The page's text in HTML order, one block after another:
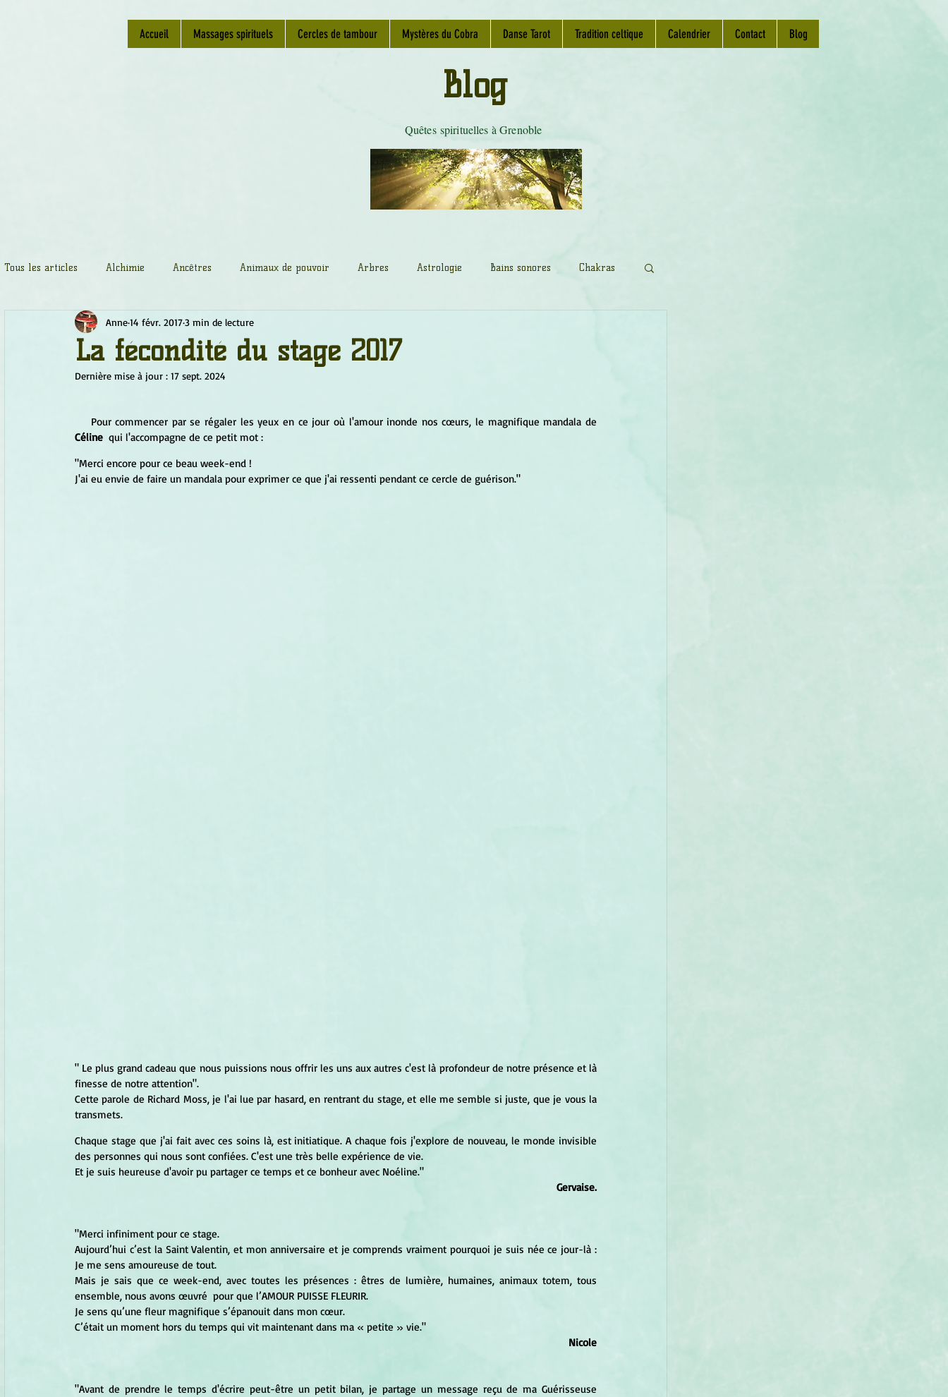
Accueil Massages spirituels Cercles de tambour Mystères du Cobra Danse Tarot Tradition celtique Calendrier Contact Blog
Quêtes spirituelles à Grenoble
Blog
Tous les articles Alchimie Ancêtres Animaux de pouvoir Arbres Astrologie Bains sonores Chakras
Chamanisme Champignons Conscience
Fleurs de Bach Géométrie sacrée
Objets de pouvoir Ogham Petit Peuple
La fécondité du stage 2017
Anne14 févr. 20173 min de lecture
Dernière mise à jour : 17 sept. 2024
    Pour commencer par se régaler les yeux en ce jour où l'amour inonde nos cœurs, le magnifique mandala de
Céline
  qui l'accompagne de ce petit mot :
"Merci encore pour ce beau week-end !
J'ai eu envie de faire un mandala pour exprimer ce que j'ai ressenti pendant ce cercle de guérison."
" Le plus grand cadeau que nous puissions nous offrir les uns aux autres c'est là profondeur de notre présence et là
finesse de notre attention".
Cette parole de Richard Moss, je l'ai lue par hasard, en rentrant du stage, et elle me semble si juste, que je vous la
transmets.
Chaque stage que j'ai fait avec ces soins là, est initiatique. A chaque fois j'explore de nouveau, le monde invisible
des personnes qui nous sont confiées. C'est une très belle expérience de vie.
Et je suis heureuse d'avoir pu partager ce temps et ce bonheur avec Noéline."
Gervaise.
"Merci infiniment pour ce stage.
Aujourd’hui c’est la Saint Valentin, et mon anniversaire et je comprends vraiment pourquoi je suis née ce jour-là :
Je me sens amoureuse de tout.
Mais je sais que ce week-end, avec toutes les présences : êtres de lumière, humaines, animaux totem, tous
ensemble, nous avons œuvré  pour que l’AMOUR PUISSE FLEURIR.
Je sens qu’une fleur magnifique s’épanouit dans mon cœur.
C’était un moment hors du temps qui vit maintenant dans ma « petite » vie."
Nicole
"Avant de prendre le temps d'écrire peut-être un petit bilan, je partage un message reçu de ma Guérisseuse